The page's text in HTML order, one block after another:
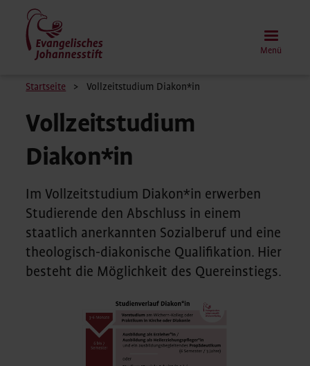
Direkt
Inhalt
Menü
Pfadnavigation
Startseite Vollzeitstudium Diakon*in
Vollzeitstudium
Diakon*in
Im Vollzeitstudium Diakon*in erwerben
Studierende den Abschluss in einem
staatlich anerkannten Sozialberuf und eine
theologisch-diakonische Qualifikation. Hier
besteht die Möglichkeit des Quereinstiegs.